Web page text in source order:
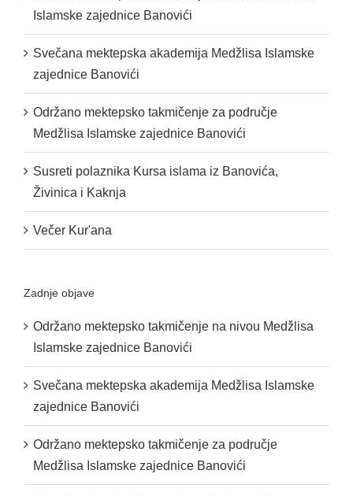
Islamske zajednice Banovići
Svečana mektepska akademija Medžlisa Islamske
zajednice Banovići
Održano mektepsko takmičenje za područje
Medžlisa Islamske zajednice Banovići
Susreti polaznika Kursa islama iz Banovića,
Živinica i Kaknja
Večer Kur'ana
Zadnje objave
Održano mektepsko takmičenje na nivou Medžlisa
Islamske zajednice Banovići
Svečana mektepska akademija Medžlisa Islamske
zajednice Banovići
Održano mektepsko takmičenje za područje
Medžlisa Islamske zajednice Banovići